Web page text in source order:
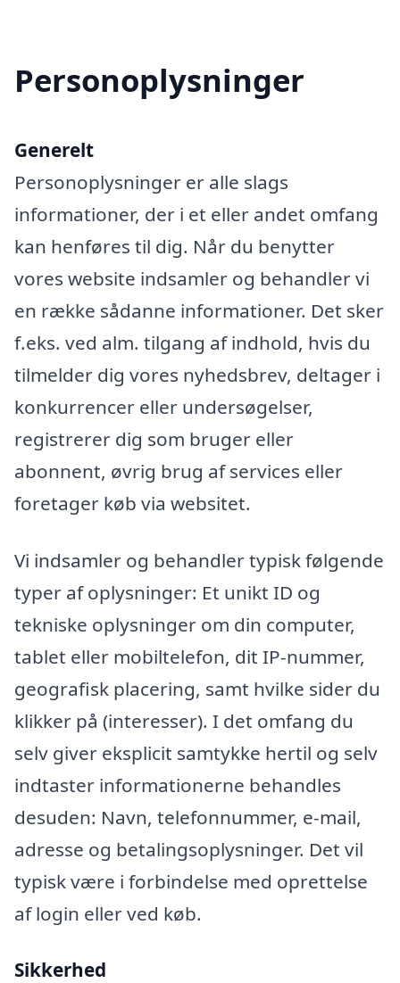
Personoplysninger
Generelt
Personoplysninger er alle slags
informationer, der i et eller andet omfang
kan henføres til dig. Når du benytter
vores website indsamler og behandler vi
en række sådanne informationer. Det sker
f.eks. ved alm. tilgang af indhold, hvis du
tilmelder dig vores nyhedsbrev, deltager i
konkurrencer eller undersøgelser,
registrerer dig som bruger eller
abonnent, øvrig brug af services eller
foretager køb via websitet.
Vi indsamler og behandler typisk følgende
typer af oplysninger: Et unikt ID og
tekniske oplysninger om din computer,
tablet eller mobiltelefon, dit IP-nummer,
geografisk placering, samt hvilke sider du
klikker på (interesser). I det omfang du
selv giver eksplicit samtykke hertil og selv
indtaster informationerne behandles
desuden: Navn, telefonnummer, e-mail,
adresse og betalingsoplysninger. Det vil
typisk være i forbindelse med oprettelse
af login eller ved køb.
Sikkerhed